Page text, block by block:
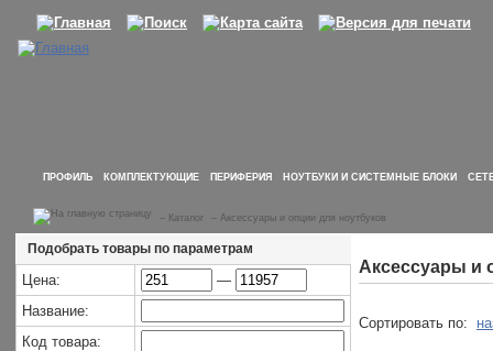
ПРОФИЛЬ КОМПЛЕКТУЮЩИЕ ПЕРИФЕРИЯ НОУТБУКИ И СИСТЕМНЫЕ БЛОКИ
– Каталог – Аксессуары и опции для ноутбуков
Подобрать товары по параметрам
Цена:
—
Название:
Код товара:
Аксессуары и
Сортировать по: